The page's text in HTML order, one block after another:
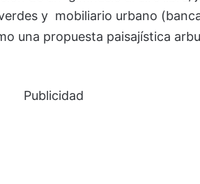
y mobiliario urbano
una propuesta paisajística
Publicidad